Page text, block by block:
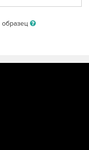
образец